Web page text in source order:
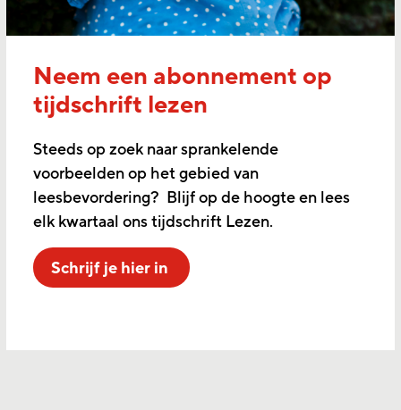
Neem een abonnement op
tijdschrift lezen
Steeds op zoek naar sprankelende
voorbeelden op het gebied van
leesbevordering? Blijf op de hoogte en lees
elk kwartaal ons tijdschrift Lezen.
Schrijf je hier in